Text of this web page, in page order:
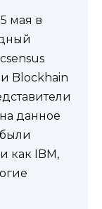
мая в
Blockhain
данное
как IBM,